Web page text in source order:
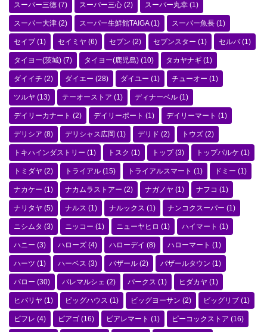
スーパー三徳 (7) スーパー三心 (2) スーパー丸幸 (1)
スーパー大津 (2) スーパー生鮮館TAIGA(1) スーパー魚長 (1)
セイブ (1) セイミヤ (6) セブン (2) セブンスター (1) セルバ(1)
タイヨー(茨城) (7) タイヨー(鹿児島) (10) タカヤナギ (1)
ダイイチ (2) ダイエー (28) ダイユー (1) チューオー (1)
ツルヤ (13) テーオーストア (1) ディナーベル (1)
デイリーカナート (2) デイリーポート (1) デイリーマート (1)
デリシア (8) デリシャス広岡 (1) デリド (2) トウズ (2)
トキハインダストリー (1) トスク (1) トップ(3) トップパルケ (1)
トミダヤ (2) トライアル (15) トライアルスマート (1) ドミー (1)
ナカケー (1) ナカムラストアー (2) ナガノヤ (1) ナフコ (1)
ナリタヤ (5) ナルス (1) ナルックス (1) ナンコクスーパー (1)
ニシムタ (3) ニッコー (1) ニューヤヒロ (1) ハイマート (1)
ハニー (3) ハローズ (4) ハローデイ (8) ハローマート (1)
ハーツ (1) ハーベス (3) バザール (2) バザールタウン (1)
バロー (30) パレマルシェ (2) パークス (1) ヒダカヤ (1)
ヒバリヤ (1) ビッグハウス (1) ビッグヨーサン (2) ビッグリブ (1)
ビフレ (4) ピアゴ (16) ピアレマート (1) ピーコックストア (16)